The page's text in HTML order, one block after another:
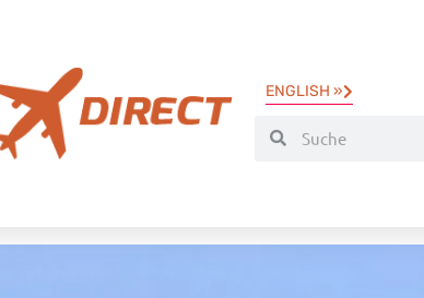
ENGLISH »